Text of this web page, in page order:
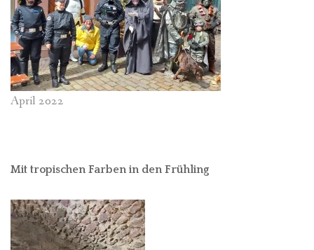
April 2022
Mit tropischen Farben in den Frühling